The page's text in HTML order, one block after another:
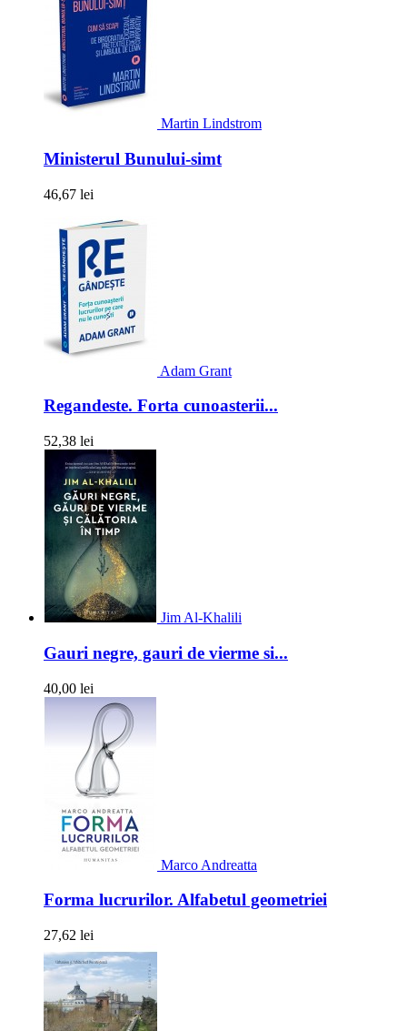
Martin Lindstrom
Ministerul Bunului-simt
46,67 lei
Adam Grant
Regandeste. Forta cunoasterii...
52,38 lei
Jim Al-Khalili
Gauri negre, gauri de vierme si...
40,00 lei
Marco Andreatta
Forma lucrurilor. Alfabetul geometriei
27,62 lei